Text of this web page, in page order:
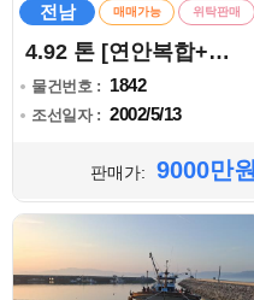
전남 매매가능 위탁판매
4.92 톤 [연안복합+통발]
물건번호 : 1842
조선일자 : 2002/5/13
판매가: 9000만원